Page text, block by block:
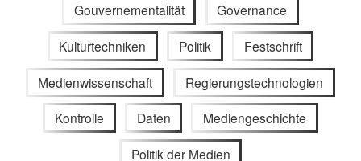
Gouvernementalität Governance
Kulturtechniken Politik Festschrift
Medienwissenschaft Regierungstechnologien
Kontrolle Daten Mediengeschichte
Politik der Medien